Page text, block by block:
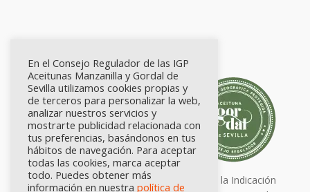
Calidad certificada por Origen. Sellos de la Indicación
En el Consejo Regulador de las IGP
Aceitunas Manzanilla y Gordal de
Sevilla utilizamos cookies propias y
de terceros para personalizar la web,
analizar nuestros servicios y
mostrarte publicidad relacionada con
tus preferencias, basándonos en tus
hábitos de navegación. Para aceptar
todas las cookies, marca aceptar
todo. Puedes obtener más
información en nuestra política de